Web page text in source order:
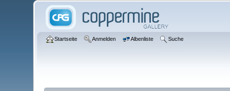
Startseite Anmelden Albenliste Suche